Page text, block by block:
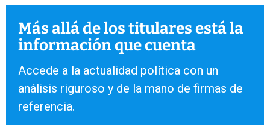
Más allá de los titulares está la
información que cuenta
Accede a la actualidad política con un
análisis riguroso y de la mano de firmas de
referencia.